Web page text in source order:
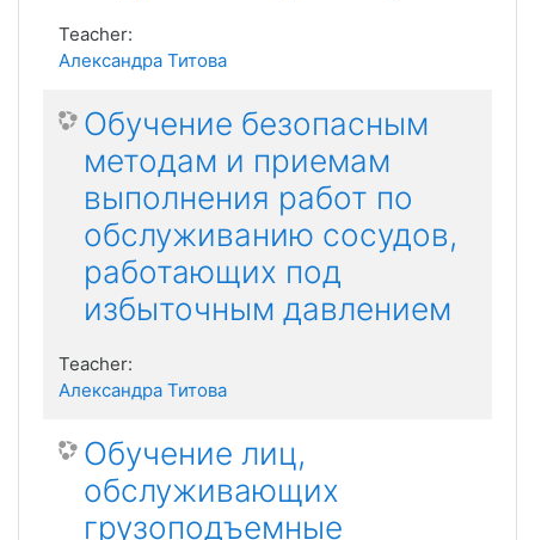
Teacher:
Александра Титова
Обучение безопасным
методам и приемам
выполнения работ по
обслуживанию сосудов,
работающих под
избыточным давлением
Teacher:
Александра Титова
Обучение лиц,
обслуживающих
грузоподъемные